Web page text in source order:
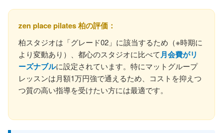
zen place pilates 柏の評価：
柏スタジオは「グレード02」に該当するため（※時期に
より変動あり）、都心のスタジオに比べて月会費がリ
ーズナブルに設定されています。特にマットグループ
レッスンは月額1万円強で通えるため、コストを抑えつ
つ質の高い指導を受けたい方には最適です。